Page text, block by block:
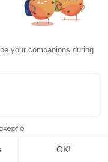
évitées.
de la
des
faire
de la journée,
réseau avec
Et obtenir
un cadre
fournisseur ou
your companions during
OK!